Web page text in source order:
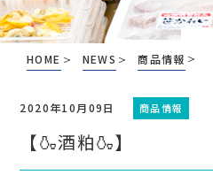
HOME NEWS 商品情報
2020年10月09日 商品情報
【🍶酒粕🍶】